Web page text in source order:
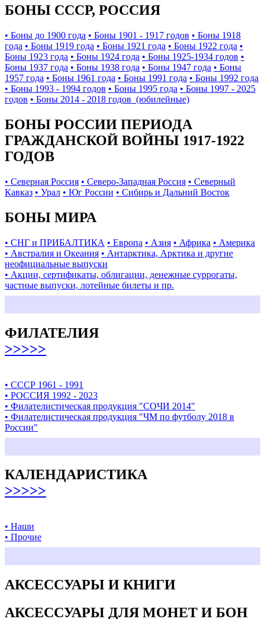
БОНЫ СССР, РОССИЯ
• Боны до 1900 года • Боны 1901 - 1917 годов • Боны 1918
года • Боны 1919 года • Боны 1921 года • Боны 1922 года •
Боны 1923 года • Боны 1924 года • Боны 1925-1934 годов •
Боны 1937 года • Боны 1938 года • Боны 1947 года • Боны
1957 года • Боны 1961 года • Боны 1991 года • Боны 1992 года
• Боны 1993 - 1994 годов • Боны 1995 года • Боны 1997 - 2025
годов • Боны 2014 - 2018 годов (юбилейные)
БОНЫ РОССИИ ПЕРИОДА
ГРАЖДАНСКОЙ ВОЙНЫ 1917-1922
ГОДОВ
• Северная Россия • Северо-Западная Россия • Северный
Кавказ • Урал • Юг России • Сибирь и Дальний Восток
БОНЫ МИРА
• СНГ и ПРИБАЛТИКА • Европа • Азия • Африка • Америка
• Австралия и Океания • Антарктика, Арктика и другие
неофициальные выпуски
• Акции, сертификаты, облигации, денежные суррогаты,
частные выпуски, лотейные билеты и пр.
ФИЛАТЕЛИЯ
>>>>>
• СССР 1961 - 1991
• РОССИЯ 1992 - 2023
• Филателистическая продукция "СОЧИ 2014"
• Филателистическая продукция "ЧМ по футболу 2018 в
России"
КАЛЕНДАРИСТИКА
>>>>>
• Наши
• Прочие
АКСЕССУАРЫ И КНИГИ
АКСЕССУАРЫ ДЛЯ МОНЕТ И БОН